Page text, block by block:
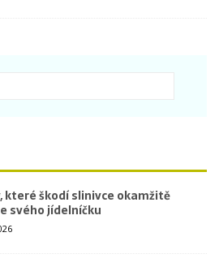
které škodí slinivce okamžitě
svého jídelníčku